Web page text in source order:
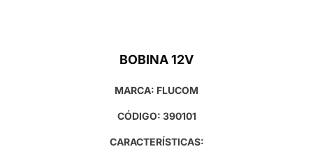
BOBINA 12V
MARCA: FLUCOM
CÓDIGO: 390101
CARACTERÍSTICAS: